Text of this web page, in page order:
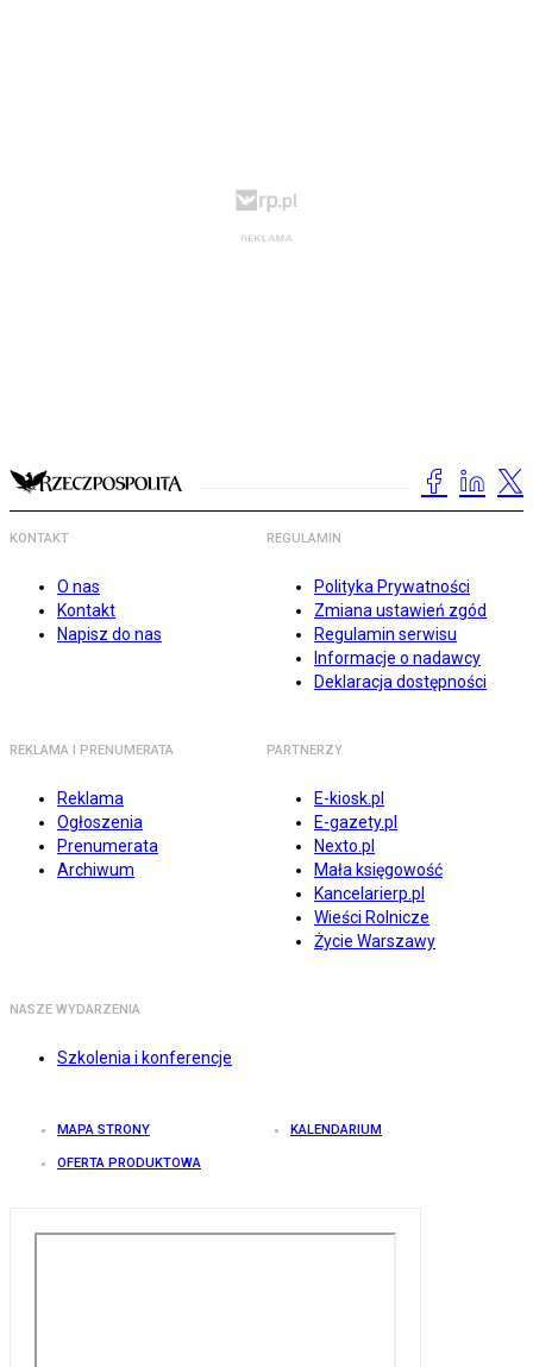
KONTAKT
O nas
Kontakt
Napisz do nas
REGULAMIN
Polityka Prywatności
Zmiana ustawień zgód
Regulamin serwisu
Informacje o nadawcy
Deklaracja dostępności
REKLAMA I PRENUMERATA
Reklama
Ogłoszenia
Prenumerata
Archiwum
PARTNERZY
E-kiosk.pl
E-gazety.pl
Nexto.pl
Mała księgowość
Kancelarierp.pl
Wieści Rolnicze
Życie Warszawy
NASZE WYDARZENIA
Szkolenia i konferencje
MAPA STRONY KALENDARIUM
OFERTA PRODUKTOWA